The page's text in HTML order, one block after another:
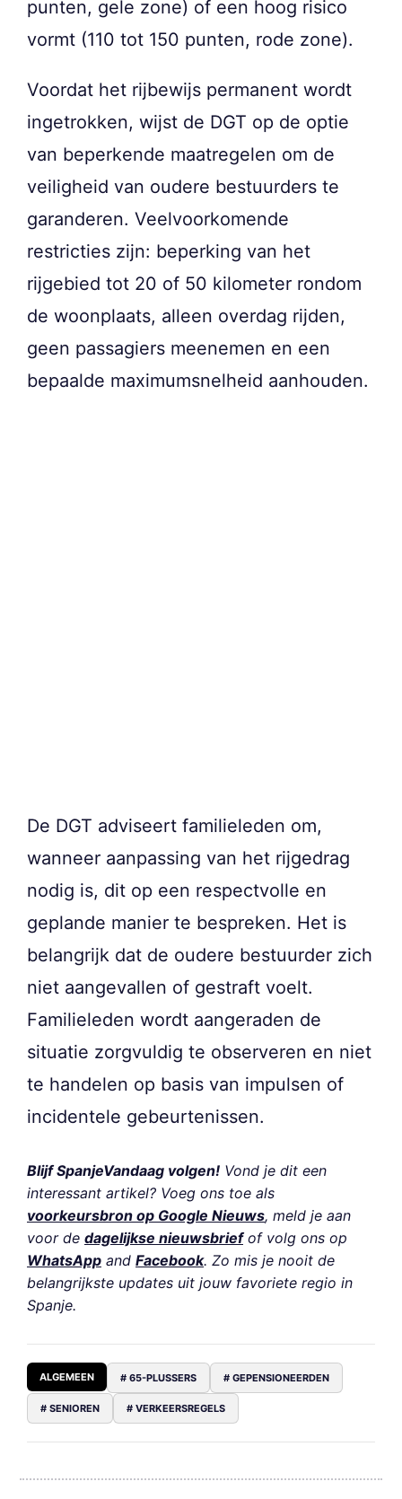
punten, gele zone) of een hoog risico
vormt (110 tot 150 punten, rode zone).
Voordat het rijbewijs permanent wordt
ingetrokken, wijst de DGT op de optie
van beperkende maatregelen om de
veiligheid van oudere bestuurders te
garanderen. Veelvoorkomende
restricties zijn: beperking van het
rijgebied tot 20 of 50 kilometer rondom
de woonplaats, alleen overdag rijden,
geen passagiers meenemen en een
bepaalde maximumsnelheid aanhouden.
De DGT adviseert familieleden om,
wanneer aanpassing van het rijgedrag
nodig is, dit op een respectvolle en
geplande manier te bespreken. Het is
belangrijk dat de oudere bestuurder zich
niet aangevallen of gestraft voelt.
Familieleden wordt aangeraden de
situatie zorgvuldig te observeren en niet
te handelen op basis van impulsen of
incidentele gebeurtenissen.
Blijf SpanjeVandaag volgen! Vond je dit een
interessant artikel? Voeg ons toe als
voorkeursbron op Google Nieuws, meld je aan
voor de dagelijkse nieuwsbriefof volg ons op
WhatsApp and Facebook. Zo mis je nooit de
belangrijkste updates uit jouw favoriete regio in
Spanje.
ALGEMEEN # 65-PLUSSERS # GEPENSIONEERDEN
# SENIOREN # VERKEERSREGELS